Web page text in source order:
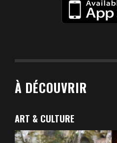
À DÉCOUVRIR
ART & CULTURE